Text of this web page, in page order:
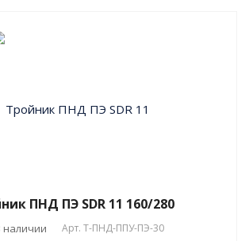
ПНД ПЭ SDR 11 160/280
наличии Арт. T-ПНД-ППУ-ПЭ-30